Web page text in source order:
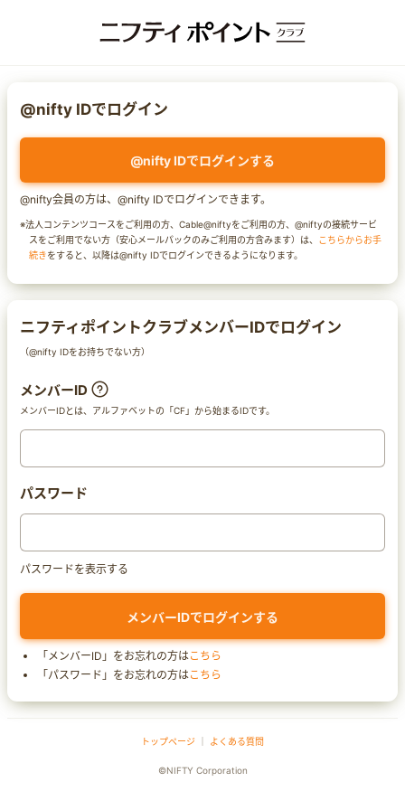
@nifty IDでログイン
@nifty IDでログインする
@nifty会員の方は、@nifty IDでログインできます。
※法人コンテンツコースをご利用の方、Cable@niftyをご利用の方、@niftyの接続サービ
スをご利用でない方（安心メールパックのみご利用の方含みます）は、 こちらからお手
続きをすると、以降は@nifty IDでログインできるようになります。
ニフティポイントクラブメンバーIDでログイン
（@nifty IDをお持ちでない方）
メンバーID
メンバーIDとは、アルファベットの「CF」から始まるIDです。
パスワード
パスワードを表示する
「メンバーID」をお忘れの方はこちら
「パスワード」をお忘れの方はこちら
トップページ よくある質問
©NIFTY Corporation